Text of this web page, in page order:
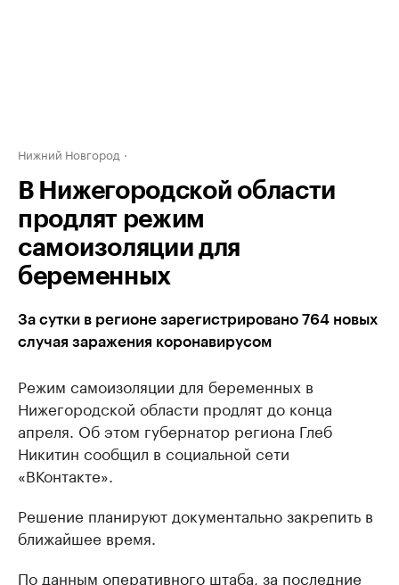
Нижний Новгород
В Нижегородской области
продлят режим
самоизоляции для
беременных
За сутки в регионе зарегистрировано 764 новых
случая заражения коронавирусом
Режим самоизоляции для беременных в
Нижегородской области продлят до конца
апреля. Об этом губернатор региона Глеб
Никитин сообщил в социальной сети
«ВКонтакте».
Решение планируют документально закрепить в
ближайшее время.
По данным оперативного штаба, за последние